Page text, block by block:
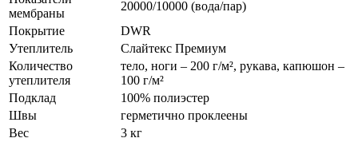
мембраны
20000/10000 (вода/пар)
Покрытие
DWR
Утеплитель
Слайтекс Премиум
Количество
утеплителя
тело, ноги – 200 г/м², рукава, капюшон –
100 г/м²
Подклад
100% полиэстер
Швы
герметично проклеены
Вес
3 кг